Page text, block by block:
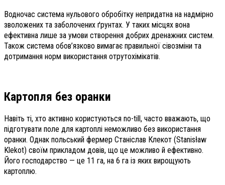
Водночас система нульового обробітку непридатна на надмірно
зволожених та заболочених ґрунтах. У таких місцях вона
ефективна лише за умови створення добрих дренажних систем.
Також система обов’язково вимагає правильної сівозміни та
дотримання норм використання отрутохімікатів.
Картопля без оранки
Навіть ті, хто активно користуються no-till, часто вважають, що
підготувати поле для картоплі неможливо без використання
оранки. Однак польський фермер Станіслав Клекот (Stanisław
Klekot) своїм прикладом довів, що це можливо й ефективно.
Його господарство — це 11 га, на 6 га із яких вирощують
картоплю.